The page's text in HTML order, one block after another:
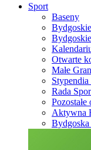
Sport
Baseny
Otwarte
Małe
Rada
Aktywna